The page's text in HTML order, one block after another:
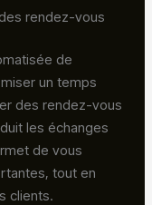
rendez-vous
de
un temps
des rendez-vous
les échanges
de vous
tout en
clients.